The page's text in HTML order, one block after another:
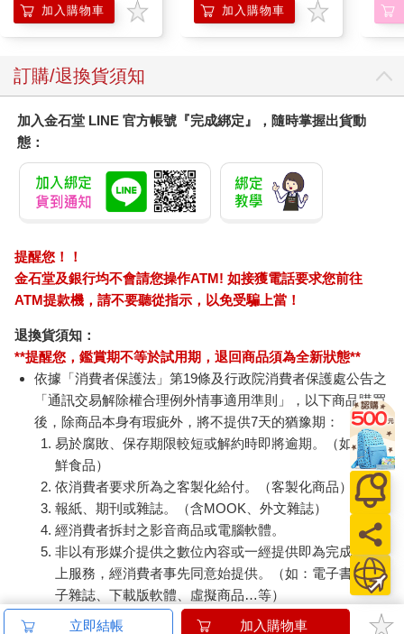
組
加入購物車
另有多瓶組優惠賣場
加入購物車
訂購/退換貨須知
加入金石堂 LINE 官方帳號『完成綁定』，隨時掌握出貨動
態：
提醒您！！
金石堂及銀行均不會請您操作ATM! 如接獲電話要求您前往
ATM提款機，請不要聽從指示，以免受騙上當！
退換貨須知：
**提醒您，鑑賞期不等於試用期，退回商品須為全新狀態**
依據「消費者保護法」第19條及行政院消費者保護處公告之
「通訊交易解除權合理例外情事適用準則」，以下商品購買
後，除商品本身有瑕疵外，將不提供7天的猶豫期：
易於腐敗、保存期限較短或解約時即將逾期。（如：生
鮮食品）
依消費者要求所為之客製化給付。（客製化商品）
報紙、期刊或雜誌。（含MOOK、外文雜誌）
經消費者拆封之影音商品或電腦軟體。
非以有形媒介提供之數位內容或一經提供即為完成之線
上服務，經消費者事先同意始提供。（如：電子書、電
子雜誌、下載版軟體、虛擬商品…等）
已拆封之個人衛生用品。（如：內衣褲、刮鬍刀、除毛
立即結帳 加入購物車